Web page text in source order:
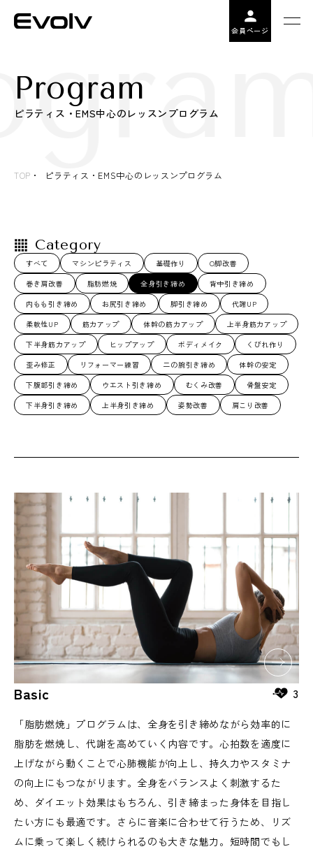
会員ページ
Program
ピラティス・EMS中心のレッスンプログラム
TOP ピラティス・EMS中心のレッスンプログラム
Category
すべて マシンピラティス 基礎作り
O脚改善
巻き肩改善
脂肪燃焼 全身引き締め
背中引き締め
内もも引き締め
お尻引き締め 脚引き締め
代謝UP
柔軟性UP
筋力アップ 体幹の筋力アップ
上半身筋力アップ
下半身筋力アップ
ヒップアップ ボディメイク
くびれ作り
歪み修正
リフォーマー練習 二の腕引き締め
体幹の安定
下腹部引き締め
ウエスト引き締め むくみ改善
骨盤安定
下半身引き締め
上半身引き締め 姿勢改善 肩こり改善
Basic 3
「脂肪燃焼」プログラムは、全身を引き締めながら効率的に
脂肪を燃焼し、代謝を高めていく内容です。心拍数を適度に
上げながら動くことで心肺機能が向上し、持久力やスタミナ
の向上にもつながります。全身をバランスよく刺激するた
め、ダイエット効果はもちろん、引き締まった身体を目指し
たい方にも最適です。さらに音楽に合わせて行うため、リズ
ムに乗って楽しく続けられるのも大きな魅力。短時間でもし